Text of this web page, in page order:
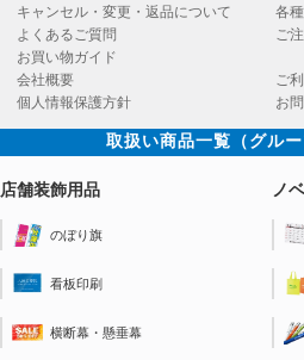
キャンセル・変更・返品について
各
よくあるご質問
ご
お買い物ガイド
会社概要
ご
個人情報保護方針
お
取扱い商品一覧（グルー
店舗装飾用品
のぼり旗
看板印刷
横断幕・懸垂幕
ノ